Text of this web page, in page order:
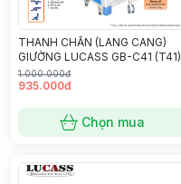
THANH CHẮN (LANG CANG)
GIƯỜNG LUCASS GB-C41 (T41)
1.000.000đ
935.000đ
Chọn mua